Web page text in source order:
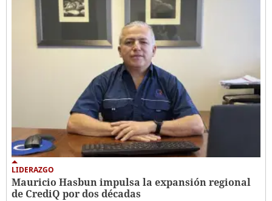
LIDERAZGO
Mauricio Hasbun impulsa la expansión regional
de CrediQ por dos décadas